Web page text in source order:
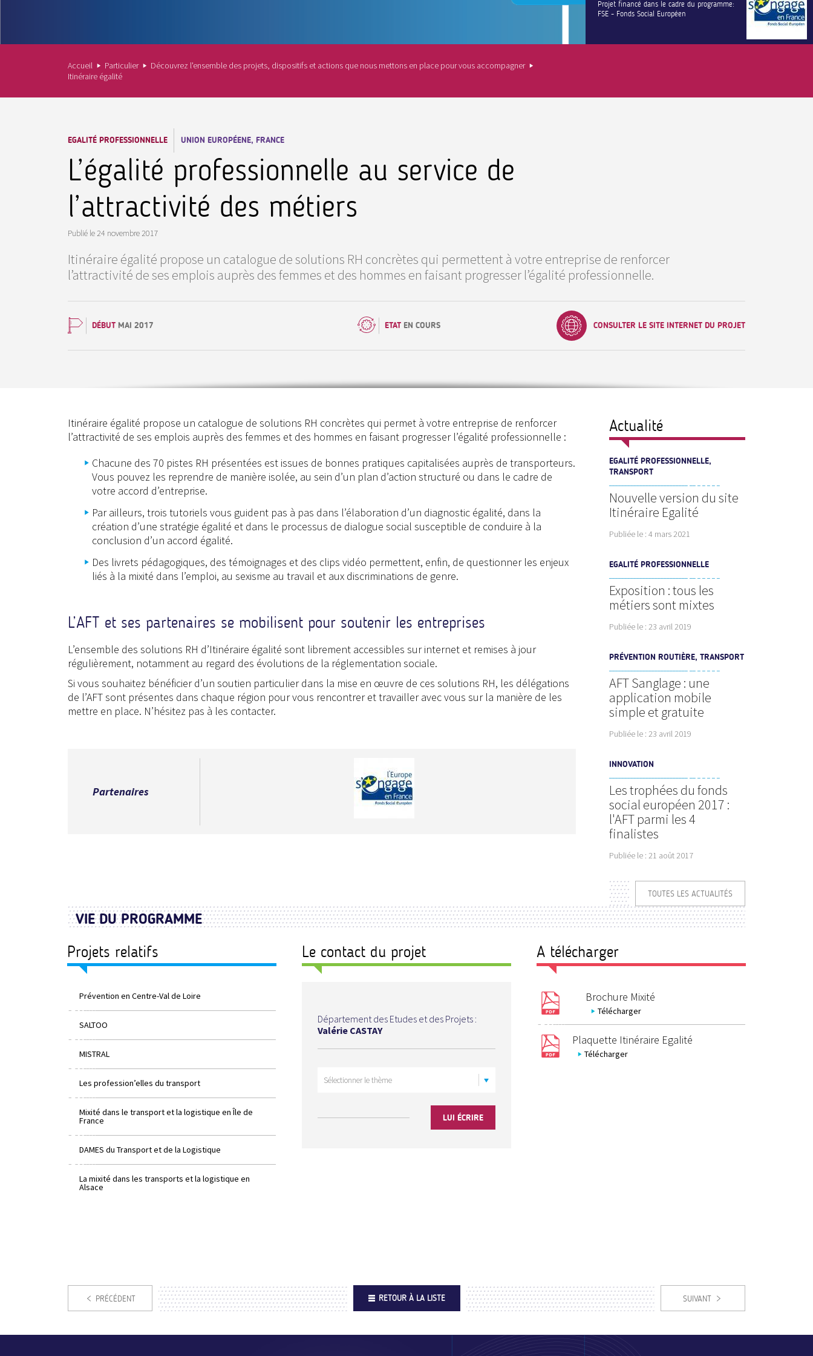
Projet financé dans le cadre du programme:
FSE - Fonds Social Européen
Accueil Particulier
Découvrez l'ensemble des projets, dispositifs et actions que nous mettons en place pour vous accompagner
Itinéraire égalité
EGALITÉ PROFESSIONNELLE UNION EUROPÉENE, FRANCE
L’égalité professionnelle au service de
l’attractivité des métiers
Publié le 24 novembre 2017
Itinéraire égalité propose un catalogue de solutions RH concrètes qui permettent à votre entreprise de renforcer
l’attractivité de ses emplois auprès des femmes et des hommes en faisant progresser l’égalité professionnelle.
DÉBUT MAI 2017 ETAT EN COURS CONSULTER LE SITE INTERNET DU PROJET
Itinéraire égalité propose un catalogue de solutions RH concrètes qui permet à votre entreprise de renforcer
l’attractivité de ses emplois auprès des femmes et des hommes en faisant progresser l’égalité professionnelle :
Chacune des 70 pistes RH présentées est issues de bonnes pratiques capitalisées auprès de transporteurs.
Vous pouvez les reprendre de manière isolée, au sein d’un plan d’action structuré ou dans le cadre de
votre accord d’entreprise.
Par ailleurs, trois tutoriels vous guident pas à pas dans l’élaboration d’un diagnostic égalité, dans la
création d’une stratégie égalité et dans le processus de dialogue social susceptible de conduire à la
conclusion d’un accord égalité.
Des livrets pédagogiques, des témoignages et des clips vidéo permettent, enfin, de questionner les enjeux
liés à la mixité dans l’emploi, au sexisme au travail et aux discriminations de genre.
L’AFT et ses partenaires se mobilisent pour soutenir les entreprises
L’ensemble des solutions RH d’Itinéraire égalité sont librement accessibles sur internet et remises à jour
régulièrement, notamment au regard des évolutions de la réglementation sociale.
Si vous souhaitez bénéficier d’un soutien particulier dans la mise en œuvre de ces solutions RH, les délégations
de l’AFT sont présentes dans chaque région pour vous rencontrer et travailler avec vous sur la manière de les
mettre en place. N’hésitez pas à les contacter.
Partenaires
Actualité
EGALITÉ PROFESSIONNELLE,
TRANSPORT
Nouvelle version du site
Itinéraire Egalité
Publiée le : 4 mars 2021
EGALITÉ PROFESSIONNELLE
Exposition : tous les
métiers sont mixtes
Publiée le : 23 avril 2019
PRÉVENTION ROUTIÈRE, TRANSPORT
AFT Sanglage : une
application mobile
simple et gratuite
Publiée le : 23 avril 2019
INNOVATION
Les trophées du fonds
social européen 2017 :
l'AFT parmi les 4
finalistes
Publiée le : 21 août 2017
TOUTES LES ACTUALITÉS
VIE DU PROGRAMME
Projets relatifs
Prévention en Centre-Val de Loire
SALTOO
MISTRAL
Les profession’elles du transport
Mixité dans le transport et la logistique en Île de
France
DAMES du Transport et de la Logistique
La mixité dans les transports et la logistique en
Alsace
Le contact du projet
Département des Etudes et des Projets :
Valérie CASTAY
LUI ÉCRIRE
A télécharger
Brochure Mixité
Télécharger
Plaquette Itinéraire Egalité
Télécharger
PRÉCÉDENT RETOUR À LA LISTE SUIVANT